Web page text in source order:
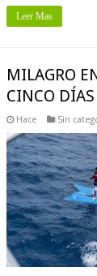
Leer Mas
MILAGRO
CINCO
Hace Sin